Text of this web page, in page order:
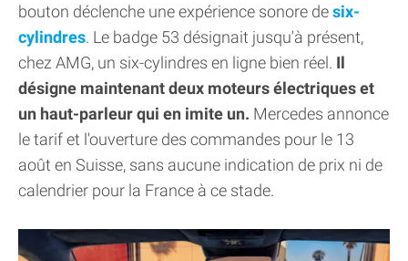
bouton déclenche une expérience sonore desix-
cylindres. Le badge 53 désignait jusqu'à présent,
chez AMG, un six-cylindres en ligne bien réel. Il
désigne maintenant deux moteurs électriques et
un haut-parleur qui en imite un. Mercedes annonce
le tarif et l'ouverture des commandes pour le 13
août en Suisse, sans aucune indication de prix ni de
calendrier pour la France à ce stade.